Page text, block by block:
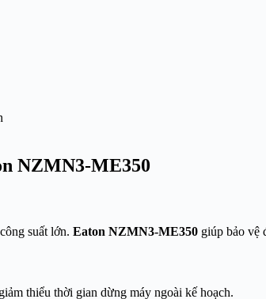
NZMN3-ME350
suất lớn. Eaton NZMN3-ME350 giúp bảo vệ
thiểu thời gian dừng máy ngoài kế hoạch.